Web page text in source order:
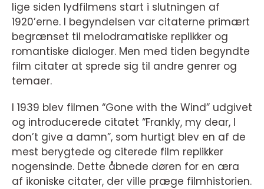
lige siden lydfilmens start i slutningen af
1920’erne. I begyndelsen var citaterne primært
begrænset til melodramatiske replikker og
romantiske dialoger. Men med tiden begyndte
film citater at sprede sig til andre genrer og
temaer.
I 1939 blev filmen “Gone with the Wind” udgivet
og introducerede citatet “Frankly, my dear, I
don’t give a damn”, som hurtigt blev en af de
mest berygtede og citerede film replikker
nogensinde. Dette åbnede døren for en æra
af ikoniske citater, der ville præge filmhistorien.